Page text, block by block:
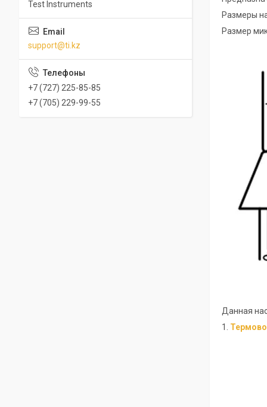
Размеры
Размер
Данная
1.
Test Instruments
support@ti.kz
+7 (727) 225-85-85
+7 (705) 229-99-55